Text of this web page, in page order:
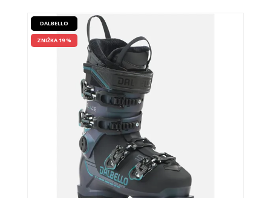
DALBELLO
ZNIŻKA 19 %